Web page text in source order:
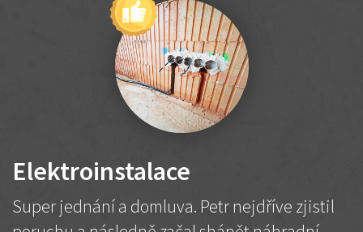
Elektroinstalace
Super jednání a domluva. Petr nejdříve zjistil